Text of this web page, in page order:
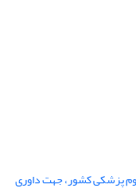
پزشکی کشور، جهت داوری